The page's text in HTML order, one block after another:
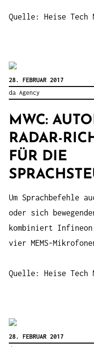
Quelle: Heise Tech
28. FEBRUAR 2017
da Agency
MWC:
RADAR-
FÜR DIE
Um Sprachbefehle
oder sich
kombiniert Infineon
vier MEMS-
Quelle: Heise Tech
28. FEBRUAR 2017